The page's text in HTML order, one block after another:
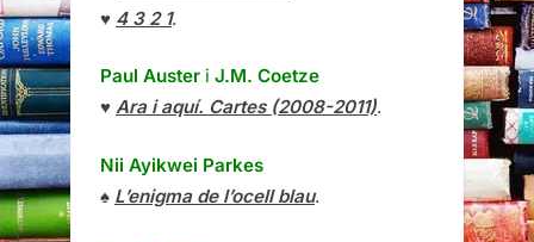
♥ 4 3 2 1.
Paul Auster i J.M. Coetze
♥ Ara i aquí. Cartes (2008-2011).
Nii Ayikwei Parkes
♠ L’enigma de l’ocell blau.